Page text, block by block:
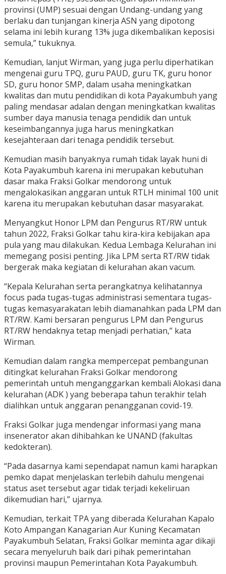
provinsi (UMP) sesuai dengan Undang-undang yang
berlaku dan tunjangan kinerja ASN yang dipotong
selama ini lebih kurang 13% juga dikembalikan keposisi
semula,” tukuknya.
Kemudian, lanjut Wirman, yang juga perlu diperhatikan
mengenai guru TPQ, guru PAUD, guru TK, guru honor
SD, guru honor SMP, dalam usaha meningkatkan
kwalitas dan mutu pendidikan di kota Payakumbuh yang
paling mendasar adalan dengan meningkatkan kwalitas
sumber daya manusia tenaga pendidik dan untuk
keseimbangannya juga harus meningkatkan
kesejahteraan dari tenaga pendidik tersebut.
Kemudian masih banyaknya rumah tidak layak huni di
Kota Payakumbuh karena ini merupakan kebutuhan
dasar maka Fraksi Golkar mendorong untuk
mengalokasikan anggaran untuk RTLH minimal 100 unit
karena itu merupakan kebutuhan dasar masyarakat.
Menyangkut Honor LPM dan Pengurus RT/RW untuk
tahun 2022, Fraksi Golkar tahu kira-kira kebijakan apa
pula yang mau dilakukan. Kedua Lembaga Kelurahan ini
memegang posisi penting. Jika LPM serta RT/RW tidak
bergerak maka kegiatan di kelurahan akan vacum.
“Kepala Kelurahan serta perangkatnya kelihatannya
focus pada tugas-tugas administrasi sementara tugas-
tugas kemasyarakatan lebih diamanahkan pada LPM dan
RT/RW. Kami bersaran pengurus LPM dan Pengurus
RT/RW hendaknya tetap menjadi perhatian,” kata
Wirman.
Kemudian dalam rangka mempercepat pembangunan
ditingkat kelurahan Fraksi Golkar mendorong
pemerintah untuh menganggarkan kembali Alokasi dana
kelurahan (ADK ) yang beberapa tahun terakhir telah
dialihkan untuk anggaran penangganan covid-19.
Fraksi Golkar juga mendengar informasi yang mana
insenerator akan dihibahkan ke UNAND (fakultas
kedokteran).
“Pada dasarnya kami sependapat namun kami harapkan
pemko dapat menjelaskan terlebih dahulu mengenai
status aset tersebut agar tidak terjadi kekeliruan
dikemudian hari,” ujarnya.
Kemudian, terkait TPA yang diberada Kelurahan Kapalo
Koto Ampangan Kanagarian Aur Kuning Kecamatan
Payakumbuh Selatan, Fraksi Golkar meminta agar dikaji
secara menyeluruh baik dari pihak pemerintahan
provinsi maupun Pemerintahan Kota Payakumbuh.